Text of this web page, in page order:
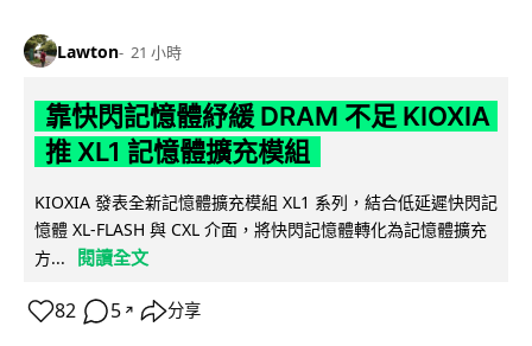
Lawton 21 小時
靠快閃記憶體紓緩 DRAM 不足 KIOXIA
推 XL1 記憶體擴充模組
KIOXIA 發表全新記憶體擴充模組 XL1 系列，結合低延遲快閃記
憶體 XL-FLASH 與 CXL 介面，將快閃記憶體轉化為記憶體擴充
方...
閱讀全文
82 5 ↗ 分享